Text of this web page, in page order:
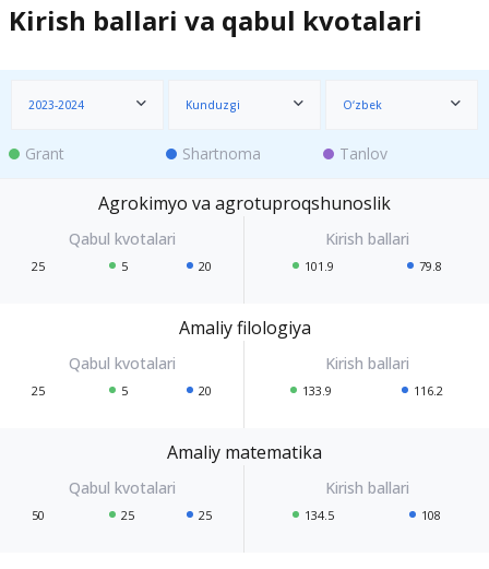
Kirish ballari va qabul kvotalari
2023-2024 Kunduzgi O‘zbek
Grant Shartnoma Tanlov
Agrokimyo va agrotuproqshunoslik
25 5 20 101.9 79.8
Amaliy filologiya
25 5 20 133.9 116.2
Amaliy matematika
50 25 25 134.5 108